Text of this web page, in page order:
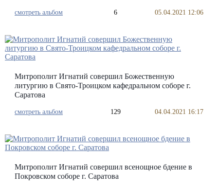
смотреть альбом 6 05.04.2021 12:06
Митрополит Игнатий совершил Божественную
литургию в Свято-Троицком кафедральном соборе г.
Саратова
смотреть альбом 129 04.04.2021 16:17
Митрополит Игнатий совершил всенощное бдение в
Покровском соборе г. Саратова